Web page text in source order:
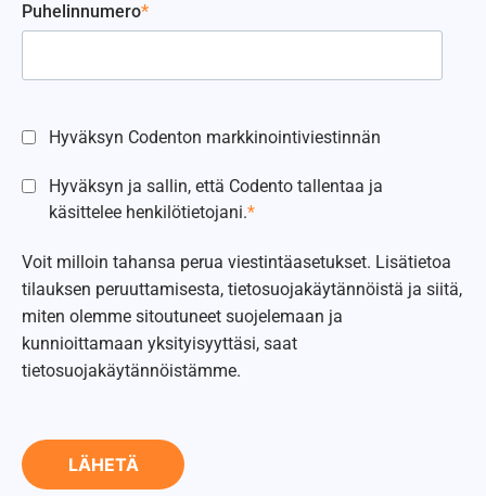
Puhelinnumero*
Hyväksyn Codenton markkinointiviestinnän
Hyväksyn ja sallin, että Codento tallentaa ja
käsittelee henkilötietojani.*
Voit milloin tahansa perua viestintäasetukset. Lisätietoa
tilauksen peruuttamisesta, tietosuojakäytännöistä ja siitä,
miten olemme sitoutuneet suojelemaan ja
kunnioittamaan yksityisyyttäsi, saat
tietosuojakäytännöistämme.